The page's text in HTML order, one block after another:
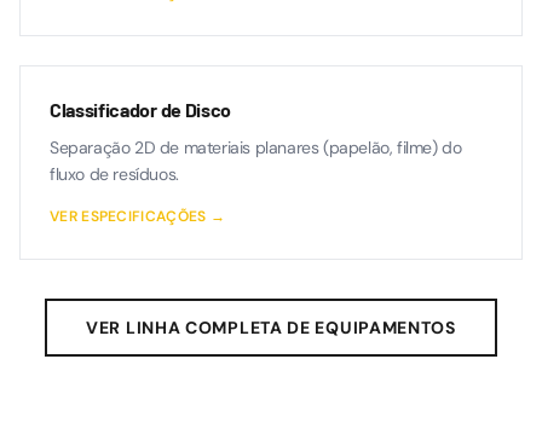
Classificador de Disco
Separação 2D de materiais planares (papelão, filme) do
fluxo de resíduos.
VER ESPECIFICAÇÕES →
VER LINHA COMPLETA DE EQUIPAMENTOS